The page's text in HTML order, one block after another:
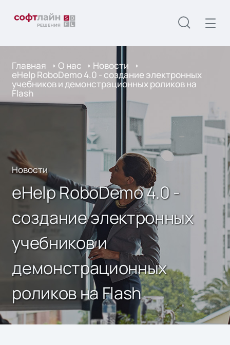
Главная О нас Новости
eHelp RoboDemo 4.0 - создание электронных
учебников и демонстрационных роликов на
Flash
Новости
eHelp RoboDemo 4.0 -
создание электронных
учебников и
демонстрационных
роликов на Flash